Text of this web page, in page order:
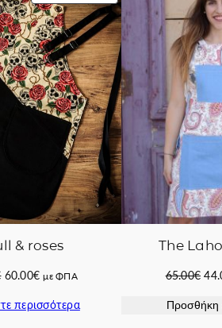
ΣΕ
ΠΡΟΣΦΟΡΆ
& roses
Original
was:
60.00€Η
τιμή
με ΦΠΑ
περισσότερα
The
65.00€
Προσθήκη